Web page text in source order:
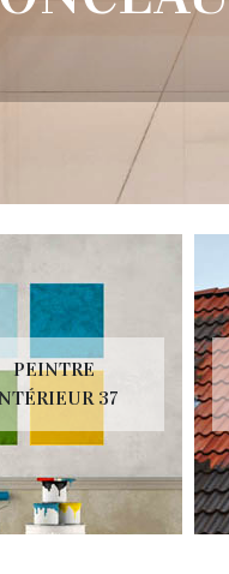
PEINTRE
37